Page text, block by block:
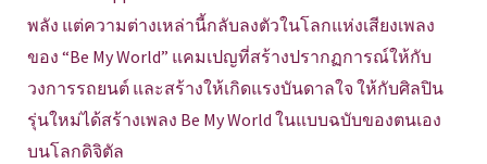
พลัง แต่ความต่างเหล่านี้กลับลงตัวในโลกแห่งเสียงเพลง
ของ “Be My World” แคมเปญที่สร้างปรากฏการณ์ให้กับ
วงการรถยนต์ และสร้างให้เกิดแรงบันดาลใจ ให้กับศิลปิน
รุ่นใหม่ได้สร้างเพลง Be My World ในแบบฉบับของตนเอง
บนโลกดิจิตัล